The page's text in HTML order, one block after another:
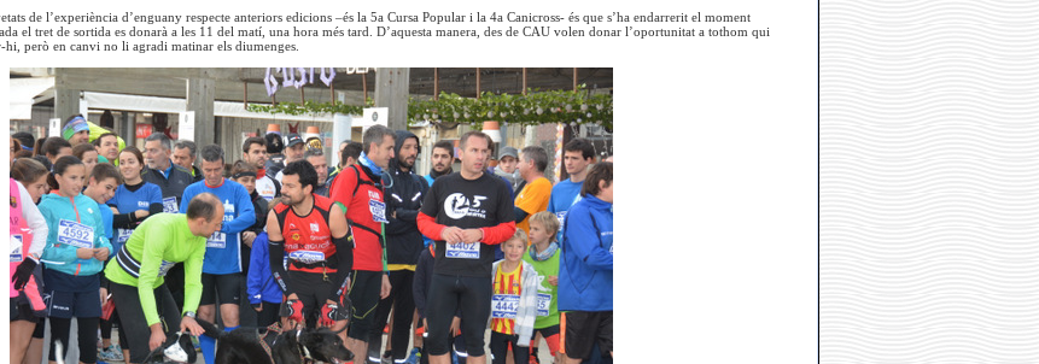
de l’experiència d’enguany respecte anteriors edicions –és la 5a Cursa Popular i la 4a Canicross- és que s’ha endarrerit el moment
el tret de sortida es donarà a les 11 del matí, una hora més tard. D’aquesta manera, des de CAU volen donar l’oportunitat a tothom qui
hi, però en canvi no li agradi matinar els diumenges.